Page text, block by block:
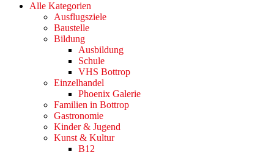
Alle Kategorien
Ausflugsziele
Baustelle
Bildung
Ausbildung
Schule
VHS Bottrop
Einzelhandel
Phoenix Galerie
Familien in Bottrop
Gastronomie
Kinder & Jugend
Kunst & Kultur
B12